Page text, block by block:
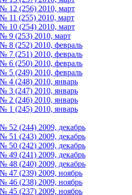
12 (256) 2010, март
11 (255) 2010, март
10 (254) 2010, март
9 (253) 2010, март
8 (252) 2010, февраль
7 (251) 2010, февраль
6 (250) 2010, февраль
5 (249) 2010, февраль
4 (248) 2010, январь
3 (247) 2010, январь
2 (246) 2010, январь
1 (245) 2010, январь
52 (244) 2009, декабрь
51 (243) 2009, декабрь
50 (242) 2009, декабрь
49 (241) 2009, декабрь
48 (240) 2009, декабрь
47 (239) 2009, ноябрь
46 (238) 2009, ноябрь
45 (237) 2009, ноябрь